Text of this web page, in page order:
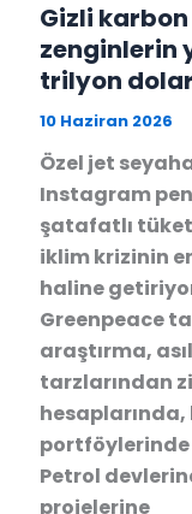
Gizli
zenginlerin
trilyon
10 Haziran 2026
Özel jet
Instagram
şatafatlı
iklim krizinin
haline
Greenpeace
araştırma,
tarzlarından
hesaplarında,
Petrol
projelerine